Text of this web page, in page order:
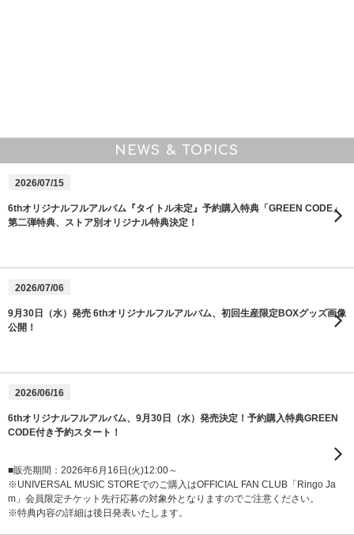
NEWS & TOPICS
2026/07/15
6thオリジナルフルアルバム『タイトル未定』予約購入特典「GREEN CODE」
第二弾特典、ストア別オリジナル特典決定！
2026/07/06
9月30日（水）発売 6thオリジナルフルアルバム、初回生産限定BOXグッズ画像
公開！
2026/06/16
6thオリジナルフルアルバム、9月30日（水）発売決定！予約購入特典GREEN
CODE付き予約スタート！
■販売期間：2026年6月16日(火)12:00～
※UNIVERSAL MUSIC STOREでのご購入はOFFICIAL FAN CLUB「Ringo Ja
m」会員限定チケット先行応募の対象外となりますのでご注意ください。
※特典内容の詳細は後日発表いたします。